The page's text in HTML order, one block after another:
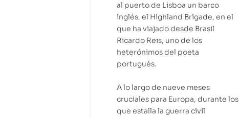
al puerto de Lisboa un barco
inglés, el Highland Brigade, en el
que ha viajado desde Brasil
Ricardo Reis, uno de los
heterónimos del poeta
portugués.
A lo largo de nueve meses
cruciales para Europa, durante los
que estalla la guerra civil